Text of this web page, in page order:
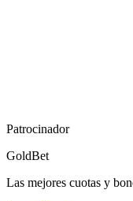
Patrocinador
GoldBet
Las mejores cuotas y